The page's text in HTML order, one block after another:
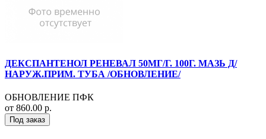
ДЕКСПАНТЕНОЛ РЕНЕВАЛ 50МГ/Г. 100Г. МАЗЬ Д/
НАРУЖ.ПРИМ. ТУБА /ОБНОВЛЕНИЕ/
ОБНОВЛЕНИЕ ПФК
от 860.00 р.
Под заказ